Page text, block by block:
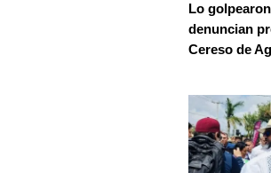
Lo
denuncian
Cereso de